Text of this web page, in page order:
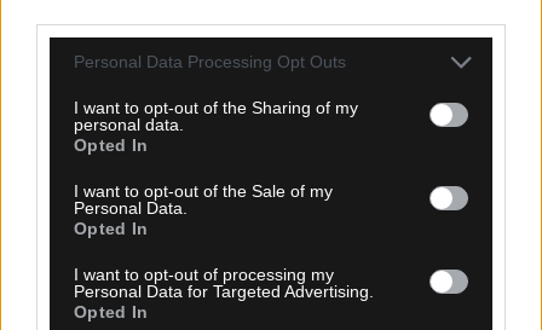
Please note that this website/app uses one or more Google
not limited to your visit or usage behaviour. You may click to
grant or deny consent to Google and its third-party tags to
use your data for below specified purposes in below Google
consent section.
Personal Data Processing Opt Outs
I want to opt-out of the Sharing of my
personal data.
Opted In
I want to opt-out of the Sale of my
Personal Data.
Opted In
I want to opt-out of processing my
Personal Data for Targeted Advertising.
Opted In